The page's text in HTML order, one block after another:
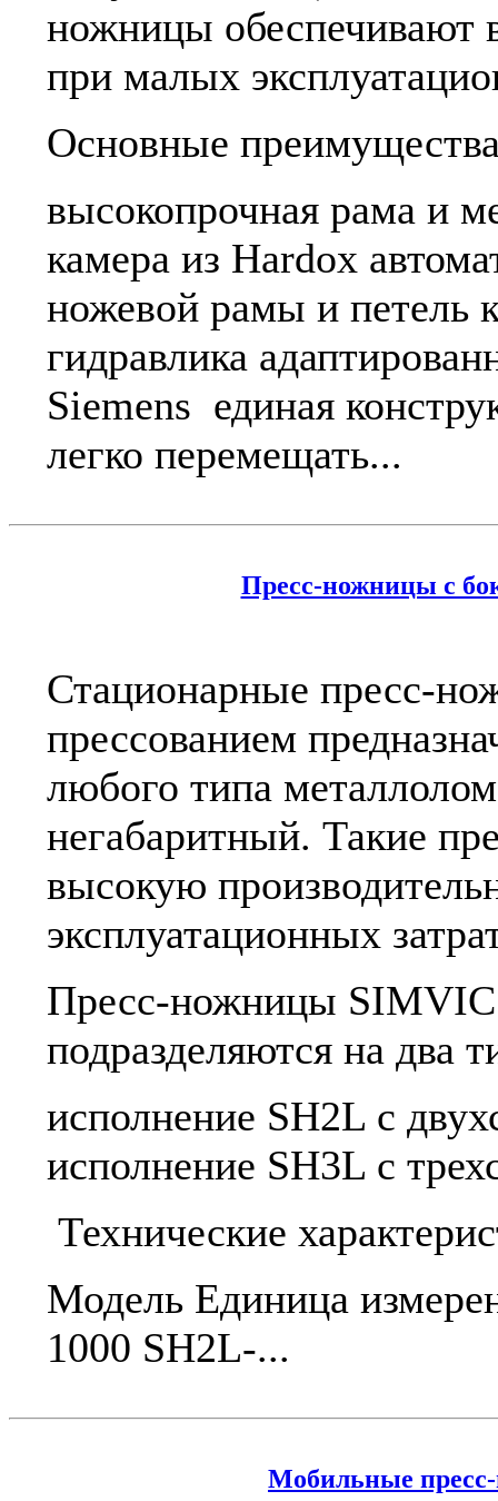
ножницы обеспечивают
при малых
Основные
высокопрочная рама и
камера из Hardox
ножевой рамы и петель
гидравлика
Siemens единая
легко перемещать...
Пресс-ножницы с
Стационарные пресс-
прессованием
любого типа
негабаритный. Такие
высокую
эксплуатационных
Пресс-ножницы SIMVIC
подразделяются на два
исполнение SH2L с
исполнение SH3L с
Технические
Модель Единица
1000 SH2L-...
Мобильные